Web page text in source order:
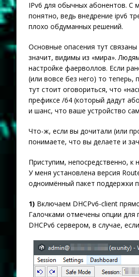
IPv6 для обычных абонентов. С
понятно, ведь внедрение ipv6
плохо обдуманных решений.
Основные опасения тут
значит, видимы из «мира».
настройке фаерволлов. Если
(или вовсе без него) то
тут стоит оговориться, что
префиксе /64 (который дадут
и шанс, что ваше устройство
Что-ж, если вы дочитали (или
понимаете, что вы делаете и
Приступим, непосредственно, к
У меня установлена версия
одноимённый пакет поддержки
1) Включаем DHCPv6-client
Галочками отмечены опции для
DHCPv6 сервером, в случае,